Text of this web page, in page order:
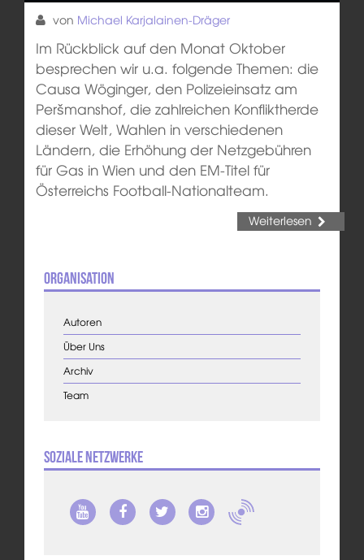
von Michael Karjalainen-Dräger
Im Rückblick auf den Monat Oktober
besprechen wir u.a. folgende Themen: die
Causa Wöginger, den Polizeieinsatz am
Peršmanshof, die zahlreichen Konfliktherde
dieser Welt, Wahlen in verschiedenen
Ländern, die Erhöhung der Netzgebühren
für Gas in Wien und den EM-Titel für
Österreichs Football-Nationalteam.
Weiterlesen
Organisation
Autoren
Über Uns
Archiv
Team
Soziale Netzwerke